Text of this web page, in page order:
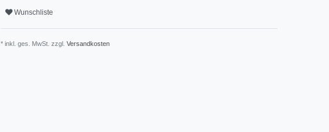
Wunschliste
* inkl. ges. MwSt. zzgl. Versandkosten